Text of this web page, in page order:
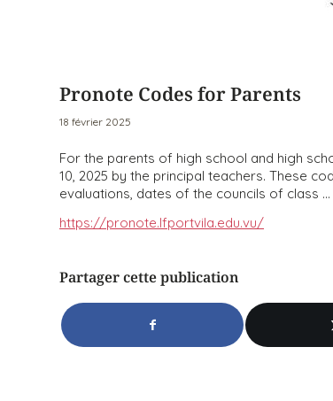
Pronote Codes for Parents
18 février 2025
For the parents of high school and high
10, 2025 by the principal teachers. These
evaluations, dates of the councils of class
https://pronote.lfportvila.edu.vu/
Partager cette publication